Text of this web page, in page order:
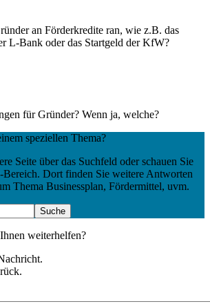
an Förderkredite ran, wie z.B. das
L-Bank oder das Startgeld der KfW?
für Gründer? Wenn ja, welche?
speziellen Thema?
Seite über das Suchfeld oder schauen Sie
Bereich. Dort finden Sie weitere Antworten
Thema Businessplan, Fördermittel, uvm.
weiterhelfen?